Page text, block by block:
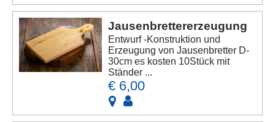
Jausenbrettererzeugung
Entwurf -Konstruktion und
Erzeugung von Jausenbretter D-
30cm es kosten 10Stück mit
Ständer ...
€ 6,00